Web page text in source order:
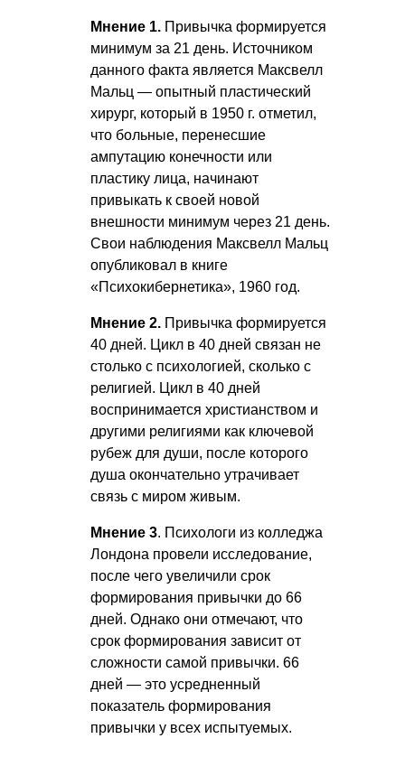
Мнение 1. Привычка формируется
минимум за 21 день. Источником
данного факта является Максвелл
Мальц — опытный пластический
хирург, который в 1950 г. отметил,
что больные, перенесшие
ампутацию конечности или
пластику лица, начинают
привыкать к своей новой
внешности минимум через 21 день.
Свои наблюдения Максвелл Мальц
опубликовал в книге
«Психокибернетика», 1960 год.
Мнение 2. Привычка формируется
40 дней. Цикл в 40 дней связан не
столько с психологией, сколько с
религией. Цикл в 40 дней
воспринимается христианством и
другими религиями как ключевой
рубеж для души, после которого
душа окончательно утрачивает
связь с миром живым.
Мнение 3. Психологи из колледжа
Лондона провели исследование,
после чего увеличили срок
формирования привычки до 66
дней. Однако они отмечают, что
срок формирования зависит от
сложности самой привычки. 66
дней — это усредненный
показатель формирования
привычки у всех испытуемых.